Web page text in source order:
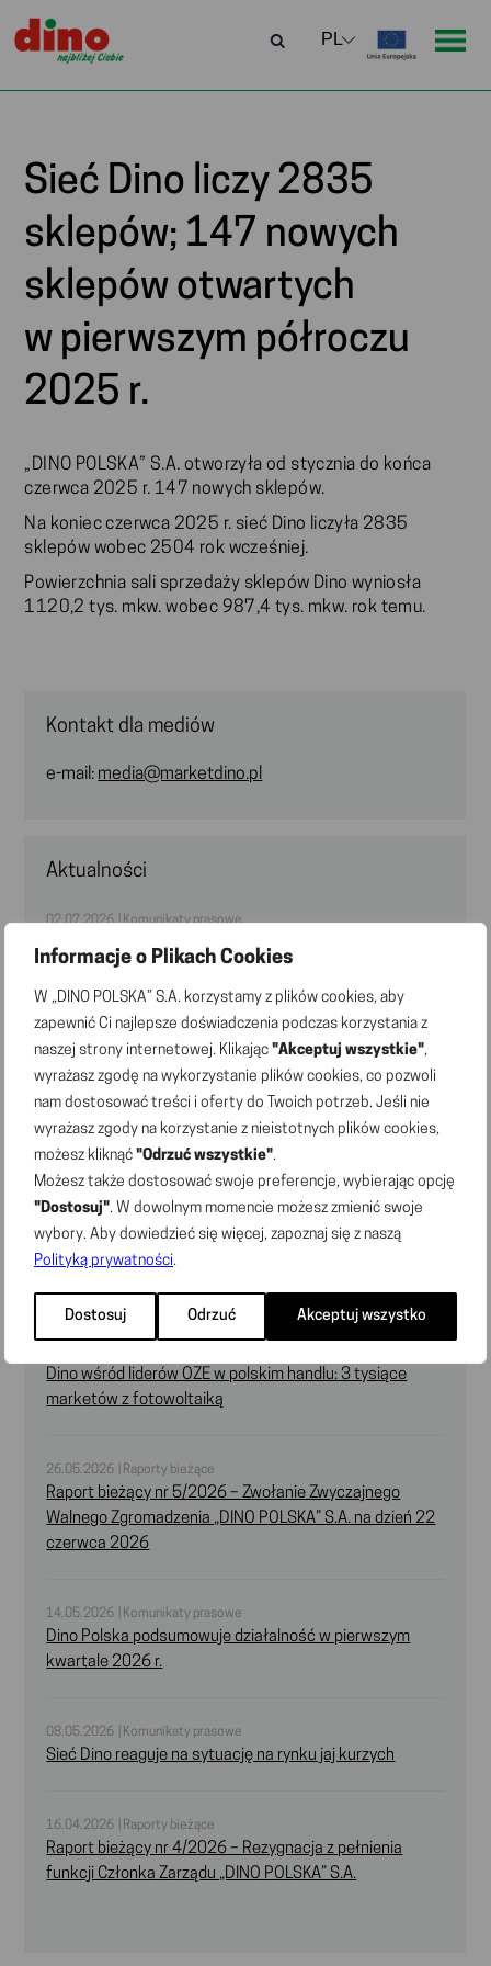
Informacje o Plikach Cookies
W „DINO POLSKA” S.A. korzystamy z plików cookies, aby
zapewnić Ci najlepsze doświadczenia podczas korzystania z
naszej strony internetowej. Klikając "Akceptuj wszystkie",
wyrażasz zgodę na wykorzystanie plików cookies, co pozwoli
nam dostosować treści i oferty do Twoich potrzeb. Jeśli nie
wyrażasz zgody na korzystanie z nieistotnych plików cookies,
możesz kliknąć "Odrzuć wszystkie".
Możesz także dostosować swoje preferencje, wybierając opcję
"Dostosuj". W dowolnym momencie możesz zmienić swoje
wybory. Aby dowiedzieć się więcej, zapoznaj się z naszą
Polityką prywatności.
Dostosuj Odrzuć Akceptuj wszystko
Sieć Dino liczy 2835
sklepów; 147 nowych
sklepów otwartych
w pierwszym półroczu
2025 r.
„DINO POLSKA” S.A. otworzyła od stycznia do końca
czerwca 2025 r. 147 nowych sklepów.
Na koniec czerwca 2025 r. sieć Dino liczyła 2835
sklepów wobec 2504 rok wcześniej.
Powierzchnia sali sprzedaży sklepów Dino wyniosła
1120,2 tys. mkw. wobec 987,4 tys. mkw. rok temu.
Kontakt dla mediów
e-mail: media@marketdino.pl
Aktualności
02.07.2026 | Komunikaty prasowe
Sieć Dino liczy 3176 sklepów; 148 nowych sklepów
otwartych w pierwszym półroczu 2026 r.
Raport bieżący nr 7/2026 – Treść uchwał podjętych
przez Zwyczajne Walne Zgromadzenie „DINO POLSKA”
S.A. w dniu 22 czerwca 2026 r.
22.06.2026 | Raporty bieżące
Raport bieżący nr 6/2026 – Wykaz akcjonariuszy
posiadających co najmniej 5% liczby głosów
na Zwyczajnym Walnym Zgromadzeniu „DINO POLSKA”
Dino wśród liderów OZE w polskim handlu: 3 tysiące
marketów z fotowoltaiką
26.05.2026 | Raporty bieżące
Raport bieżący nr 5/2026 – Zwołanie Zwyczajnego
Walnego Zgromadzenia „DINO POLSKA” S.A. na dzień 22
czerwca 2026
14.05.2026 | Komunikaty prasowe
Dino Polska podsumowuje działalność w pierwszym
kwartale 2026 r.
08.05.2026 | Komunikaty prasowe
Sieć Dino reaguje na sytuację na rynku jaj kurzych
16.04.2026 | Raporty bieżące
Raport bieżący nr 4/2026 – Rezygnacja z pełnienia
funkcji Członka Zarządu „DINO POLSKA” S.A.